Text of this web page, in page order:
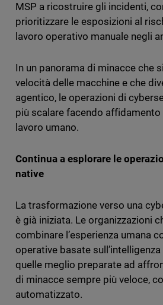
MSP a ricostruire gli incidenti,
prioritizzare le esposizioni al
lavoro operativo manuale negli
In un panorama di minacce che
velocità delle macchine e che
agentico, le operazioni di
più scalare facendo affidamento
lavoro umano.
Continua a esplorare le
native
La trasformazione verso una
è già iniziata. Le organizzazioni
combinare l’esperienza umana
operative basate
quelle meglio preparate ad
di minacce sempre più veloce,
automatizzato.